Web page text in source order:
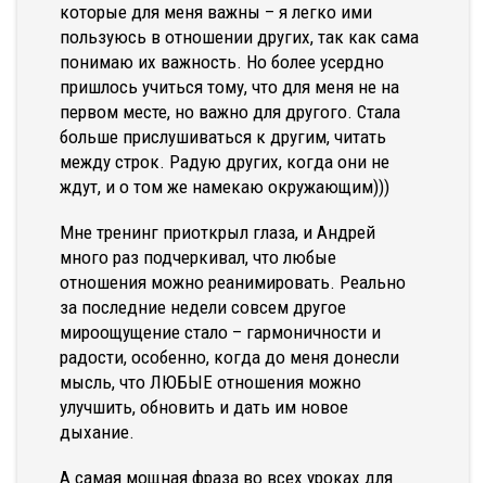
которые для меня важны – я легко ими
пользуюсь в отношении других, так как сама
понимаю их важность. Но более усердно
пришлось учиться тому, что для меня не на
первом месте, но важно для другого. Стала
больше прислушиваться к другим, читать
между строк. Радую других, когда они не
ждут, и о том же намекаю окружающим)))
Мне тренинг приоткрыл глаза, и Андрей
много раз подчеркивал, что любые
отношения можно реанимировать. Реально
за последние недели совсем другое
мироощущение стало – гармоничности и
радости, особенно, когда до меня донесли
мысль, что ЛЮБЫЕ отношения можно
улучшить, обновить и дать им новое
дыхание.
А самая мощная фраза во всех уроках для